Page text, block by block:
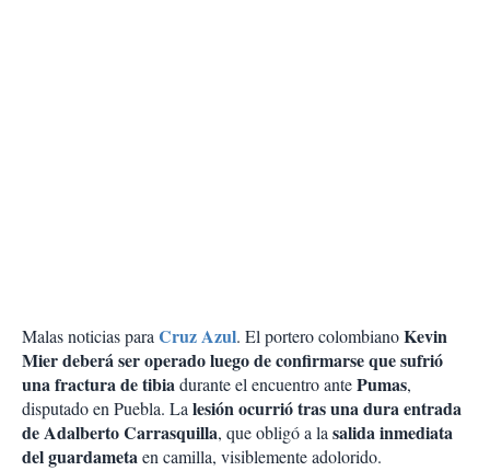
Malas noticias paraCruz Azul. El portero colombianoKevin
Mier deberá ser operado luego de confirmarse que sufrió
una fractura de tibiadurante el encuentro antePumas,
disputado en Puebla. Lalesión ocurrió tras una dura entrada
de Adalberto Carrasquilla, que obligó a lasalida inmediata
del guardametaen camilla, visiblemente adolorido.